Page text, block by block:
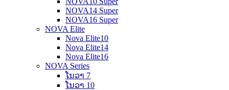
NOVA14 Super
NOVA16 Super
NOVA Elite
Nova Elite10
Nova Elite14
Nova Elite16
NOVA Series
ໂນວາ 7
ໂນວາ 10